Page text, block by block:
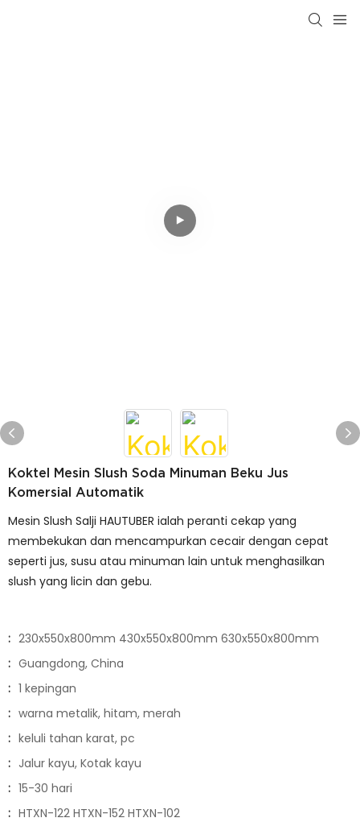
Koktel Mesin Slush Soda Minuman Beku Jus
Komersial Automatik
Mesin Slush Salji HAUTUBER ialah peranti cekap yang
membekukan dan mencampurkan cecair dengan cepat
seperti jus, susu atau minuman lain untuk menghasilkan
slush yang licin dan gebu.
: 230x550x800mm 430x550x800mm 630x550x800mm
: Guangdong, China
: 1 kepingan
: warna metalik, hitam, merah
: keluli tahan karat, pc
: Jalur kayu, Kotak kayu
: 15-30 hari
: HTXN-122 HTXN-152 HTXN-102